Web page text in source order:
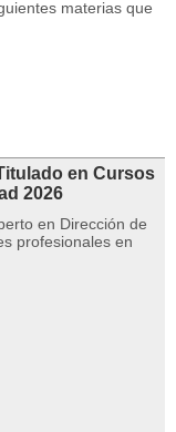
materias que
en Cursos
2026
en Dirección de
profesionales en